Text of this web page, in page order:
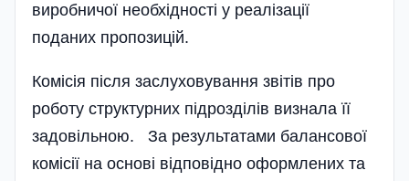
виробничої необхідності у реалізації
поданих пропозицій.
Комісія після заслуховування звітів про
роботу структурних під­розділів визнала її
задовільною. За результатами балансової
комісії на основі відповідно оформлених та